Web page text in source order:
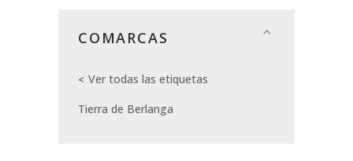
COMARCAS
Ver todas las etiquetas
Tierra de Berlanga